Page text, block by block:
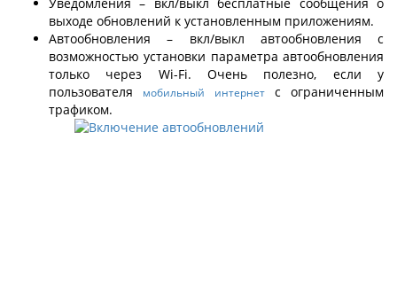
выходе обновлений к установленным приложениям.
Автообновления – вкл/выкл автообновления с
возможностью установки параметра автообновления
только через Wi-Fi. Очень полезно, если у
пользователя
мобильный интернетс ограниченным
трафиком.